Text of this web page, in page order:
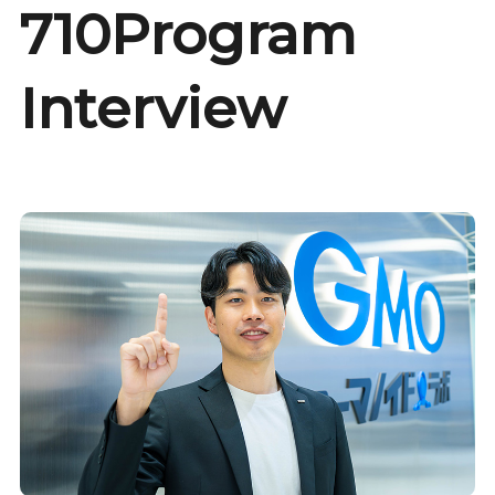
710Program
Interview